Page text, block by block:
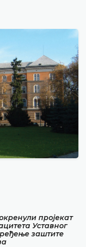
пројекат
Уставног
заштите